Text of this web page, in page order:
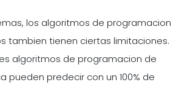
los algoritmos de programacion
tambien tienen ciertas limitaciones.
algoritmos de programacion de
pueden predecir con un 100% de